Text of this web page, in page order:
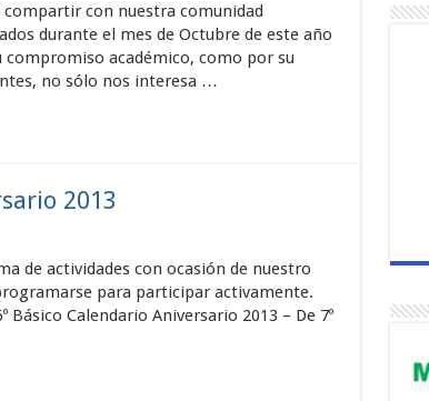
con nuestra comunidad
durante el mes de Octubre de este año
académico, como por su
no sólo nos interesa …
2013
de actividades con ocasión de nuestro
para participar activamente.
Básico Calendario Aniversario 2013 – De 7º